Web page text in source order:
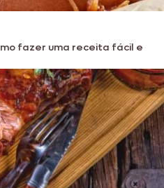
fazer uma receita fácil e